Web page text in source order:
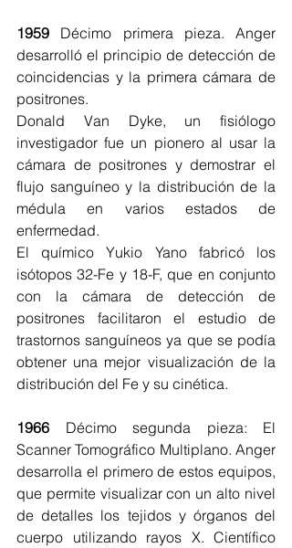
1959 Décimo primera pieza. Anger
desarrolló el principio de detección de
coincidencias y la primera cámara de
positrones.
Donald Van Dyke, un fisiólogo
investigador fue un pionero al usar la
cámara de positrones y demostrar el
flujo sanguíneo y la distribución de la
médula en varios estados de
enfermedad.
El químico Yukio Yano fabricó los
isótopos 32-Fe y 18-F, que en conjunto
con la cámara de detección de
positrones facilitaron el estudio de
trastornos sanguíneos ya que se podía
obtener una mejor visualización de la
distribución del Fe y su cinética.
1966 Décimo segunda pieza: El
Scanner Tomográfico Multiplano. Anger
desarrolla el primero de estos equipos,
que permite visualizar con un alto nivel
de detalles los tejidos y órganos del
cuerpo utilizando rayos X. Científico